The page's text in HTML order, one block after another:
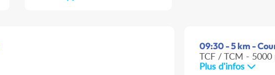
09:30 - 5 km -
TCF / TCM - 5000
Plus d'infos